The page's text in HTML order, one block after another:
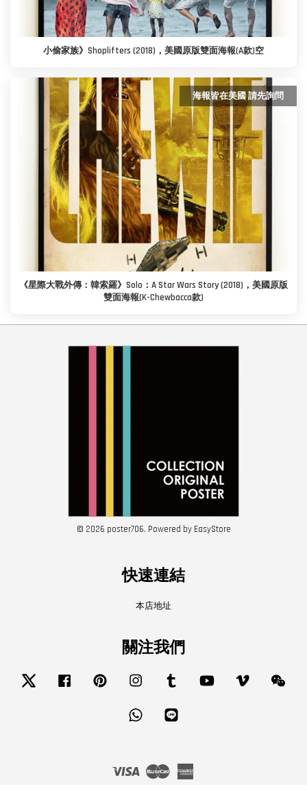
小偷家族》Shoplifters (2018)，美國原版雙面海報(A款)空
海報皆在美國 請先詢問
《星際大戰外傳：韓索羅》Solo：A Star Wars Story (2018)，美國原版
雙面海報(K-Chewbacca款)
© 2026 poster706. Powered by EasyStore
快速連結
本店地址
關注我們
Twitter Facebook Pinterest Instagram Tumblr YouTube Vimeo
Whatsapp
Visa Master